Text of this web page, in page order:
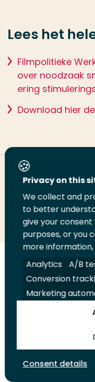
Lees het
Film­poli­tieke
over noodzaak
ering
Download hier
Deel deze pagina
Deel
LinkedIn
Deel
op
Twitter
Deel
op
Volg
ons
op
LinkedIn
Volg
ons
op
Facebook
Volg
ons
op
YouTube
Volg
ons
op
Juridisch Security
Privacy on this
We collect and
to better
give your
purposes, or you
more
Analytics
A/B
Conversion
Marketing
Consent details